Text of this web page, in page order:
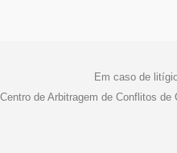
Em caso de
Centro de Arbitragem de Conflitos